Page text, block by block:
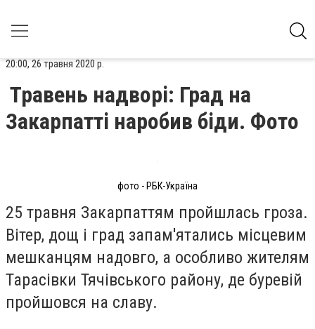
20:00, 26 травня 2020 р.
Травень надворі: Град на
Закарпатті наробив біди. Фото
фото - РБК-Україна
25 травня Закарпаттям пройшлась гроза.
Вітер, дощ і град запам'ятались місцевим
мешканцям надовго, а особливо жителям
Тарасівки Тячівського району, де буревій
пройшовся на славу.